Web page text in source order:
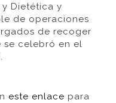
Dietética y
de operaciones
de recoger
se celebró en el
este enlace para